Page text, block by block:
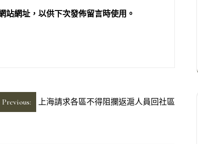
站網址，以供下次發佈留言時使用。
Previous: 上海請求各區不得阻攔返滬人員回社區